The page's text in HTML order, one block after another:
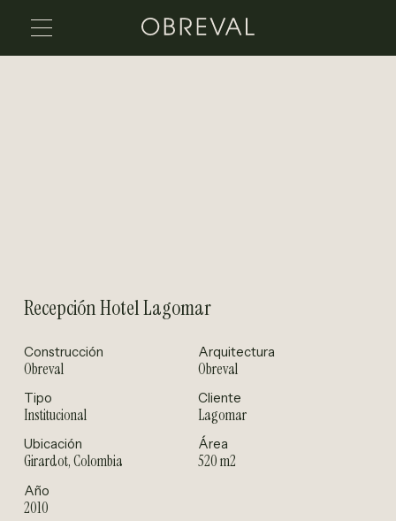
Recepción Hotel Lagomar
Construcción
Obreval
Arquitectura
Obreval
Tipo
Institucional
Cliente
Lagomar
Ubicación
Girardot, Colombia
Área
520 m2
Año
2010